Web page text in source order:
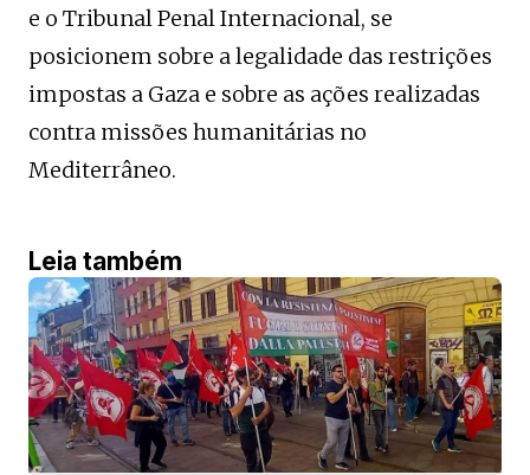
e o Tribunal Penal Internacional, se
posicionem sobre a legalidade das restrições
impostas a Gaza e sobre as ações realizadas
contra missões humanitárias no
Mediterrâneo.
Leia também